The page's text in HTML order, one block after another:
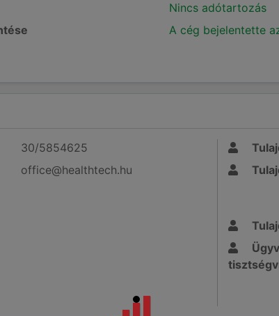
Nincs adótartozás
A cég bejelentette
30/5854625
office@healthtech.hu